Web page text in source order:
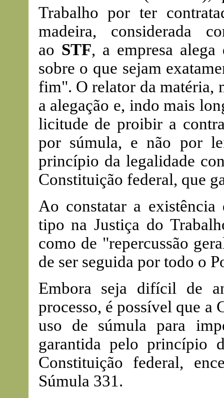
Trabalho por ter
madeira, considerada
ao STF, a empresa
sobre o que sejam
fim". O relator da matéria,
a alegação e, indo mais
licitude de proibir a
por súmula, e não por
princípio da legalidade
Constituição federal, que
Ao constatar a existência
tipo na Justiça do
como de "repercussão
de ser seguida por todo o
Embora seja difícil de
processo, é possível que a
uso de súmula para
garantida pelo princípio
Constituição federal,
Súmula 331.